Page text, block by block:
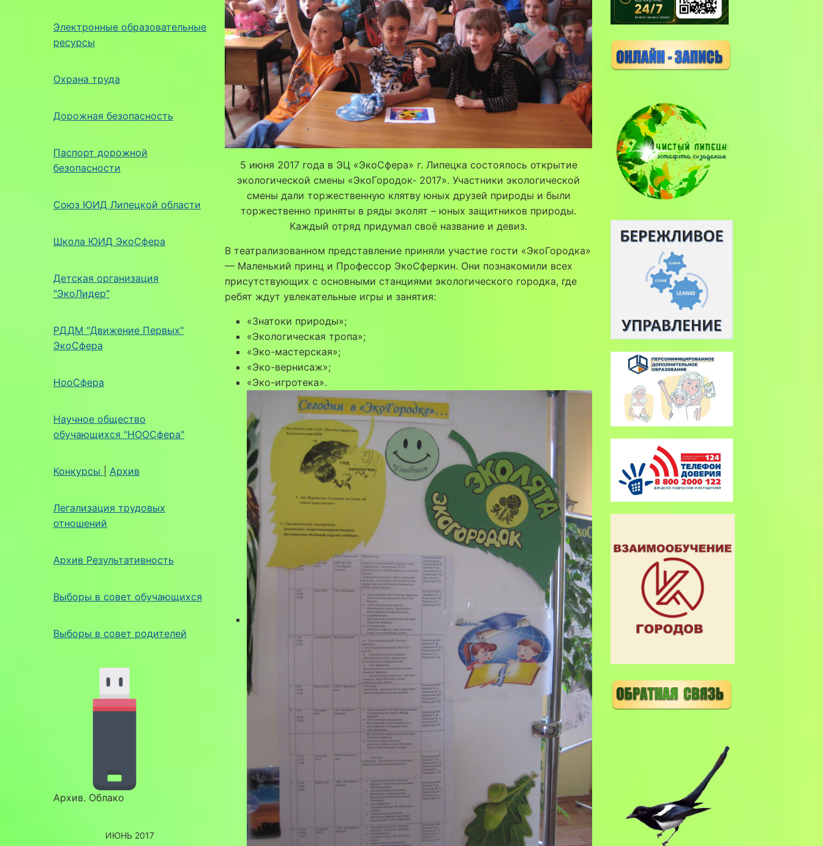
Электронные образовательные
ресурсы
Охрана труда
Дорожная безопасность
Паспорт дорожной
безопасности
Союз ЮИД Липецкой области
Школа ЮИД ЭкоСфера
Детская организация
"ЭкоЛидер"
РДДМ "Движение Первых"
ЭкоСфера
НооСфера
Научное общество
обучающихся "НООСфера"
Конкурсы Архив
Легализация трудовых
отношений
Архив Результативность
Выборы в совет обучающихся
Выборы в совет родителей
Архив. Облако
ИЮНЬ 2017
5 июня 2017 года в ЭЦ «ЭкоСфера» г. Липецка состоялось открытие
экологической смены «ЭкоГородок- 2017». Участники экологической
смены дали торжественную клятву юных друзей природы и были
торжественно приняты в ряды эколят – юных защитников природы.
Каждый отряд придумал своё название и девиз.
В театрализованном представление приняли участие гости «ЭкоГородка»
— Маленький принц и Профессор ЭкоСферкин. Они познакомили всех
присутствующих с основными станциями экологического городка, где
ребят ждут увлекательные игры и занятия:
«Знатоки природы»;
«Экологическая тропа»;
«Эко-мастерская»;
«Эко-вернисаж»;
«Эко-игротека».